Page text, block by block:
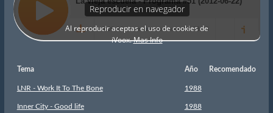
Tema Año Recomendado
LNR - Work It To The Bone 1988
Inner City - Good life 1988